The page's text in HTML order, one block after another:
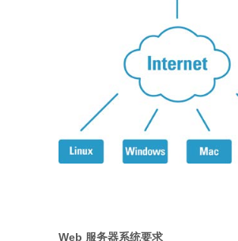
Web 服务器系统要求